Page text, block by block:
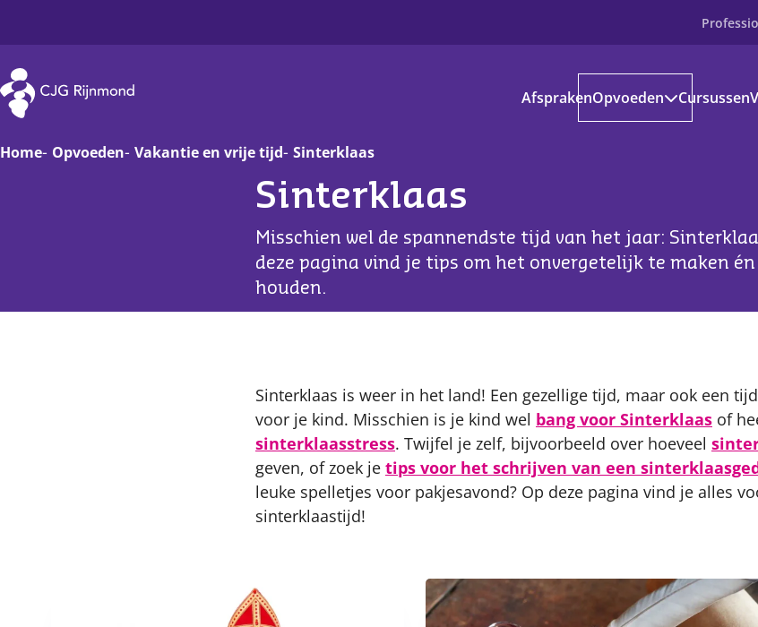
Prenataal
Baby
CJG Rijnmond
AfsprakenOpvoeden
Opvoedinformatie
Vakantie en vrije tijd
Cursussen
Home Opvoeden Vakantie en vrije tijd Sinterklaas
Sinterklaas
Misschien wel de spannendste tijd van het jaar:
deze pagina vind je tips om het onvergetelijk te maken
houden.
Content
Sinterklaas is weer in het land! Een gezellige tijd, maar ook een
voor je kind. Misschien is je kind wel bang voor Sinterklaas of
sinterklaasstress. Twijfel je zelf, bijvoorbeeld over hoeveel
geven, of zoek je tips voor het schrijven van een
leuke spelletjes voor pakjesavond? Op deze pagina vind je alles
sinterklaastijd!